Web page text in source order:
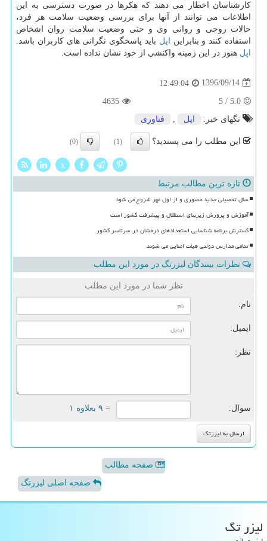
كارشناسان اخطار می دهند كه هكرها در صورت دسترسی به این
اطلاعات می توانند از آنها برای بررسی وضعیت سلامت هر فرد،
حالات روحی و روانی وی و حتی وضعیت سلامت روان اشخاص
استفاده كنند و بنابراین
اپل باید پاسخگوی نگرانی های كاربران باشد.
اپل هنوز در این زمینه واكنشی از خود نشان نداده است.
1396/09/14
12:49:04
5.0
/
5
4635
تگهای خبر:
اپل فناوری
این مطلب را می پسندید؟ (1)
(0)
x
تازه ترین مطالب مرتبط
سال تحصیلی جدید حضوری و از اول مهر شروع می شود
آموزش و پرورش زیربنای استقلال و پیشرفت کشور است
گسترش برنامه شناسایی استعدادهای درخشان در سرتاسر کشور
تمامی مدارس دولتی هیأت امنایی می شوند
نظرات بینندگان لیزرتگ در مورد این مطلب
نظر شما در مورد این مطلب
نام:
ایمیل:
نظر:
سوال: = ۹ بعلاوه ۱
صفحه مطالب
صفحه اصلی لیزرتگ
لیزر تگ